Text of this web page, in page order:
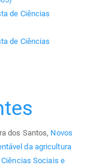
de Ciências
de Ciências
dos Santos, Novos
da agricultura
Sociais e